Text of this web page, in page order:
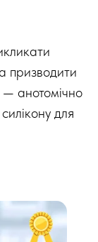
призводити
анотомічно
для